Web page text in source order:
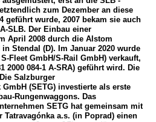
zum Dezember an diese
geführt wurde, 2007 bekam sie auch
SLB. Der Einbau einer
April 2008 durch die Alstom
Stendal (D). Im Januar 2020 wurde
Fleet GmbH/S-Rail GmbH) verkauft,
2000 084-1 A-SRA) geführt wird. Die
Salzburger
(SETG) investierte als erste
Rungenwaggons. Das
SETG hat gemeinsam mit
a.s. (in Poprad) einen